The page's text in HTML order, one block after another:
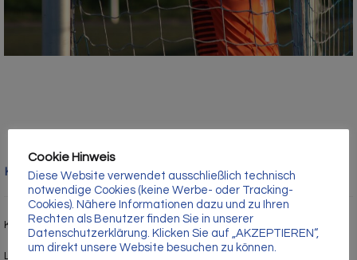
Kategorien
Kindersport
Leichtathletik
Cookie Hinweis
Diese Website verwendet ausschließlich technisch
notwendige Cookies (keine Werbe- oder Tracking-
Cookies). Nähere Informationen dazu und zu Ihren
Rechten als Benutzer finden Sie in unserer
Datenschutzerklärung. Klicken Sie auf „AKZEPTIEREN“,
um direkt unsere Website besuchen zu können.